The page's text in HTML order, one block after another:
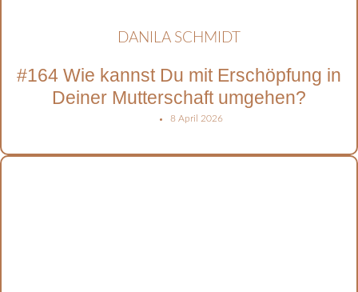
DANILA SCHMIDT
#164 Wie kannst Du mit Erschöpfung in
Deiner Mutterschaft umgehen?
8 April 2026